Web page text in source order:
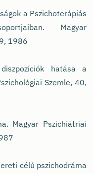
a Pszichoterápiás
Magyar
1986
hatása a
Szemle, 40,
Magyar Pszichiátriai
célú pszichodráma